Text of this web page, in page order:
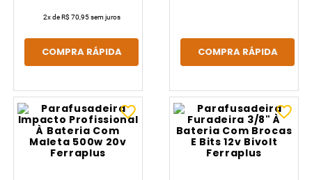
2x deR$ 70,95sem juros
COMPRA RÁPIDA COMPRA RÁPIDA